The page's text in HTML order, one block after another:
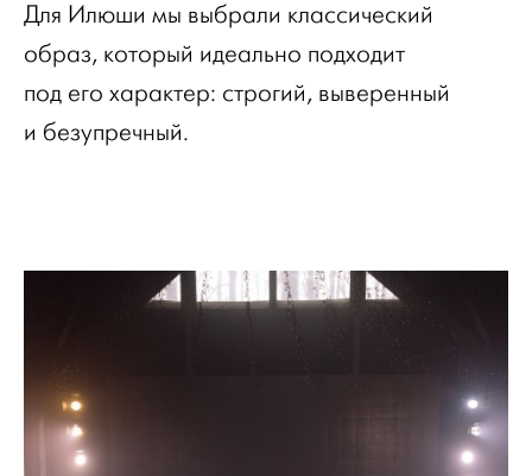
Для Илюши мы выбрали классический
образ, который идеально подходит
под его характер: строгий, выверенный
и безупречный.